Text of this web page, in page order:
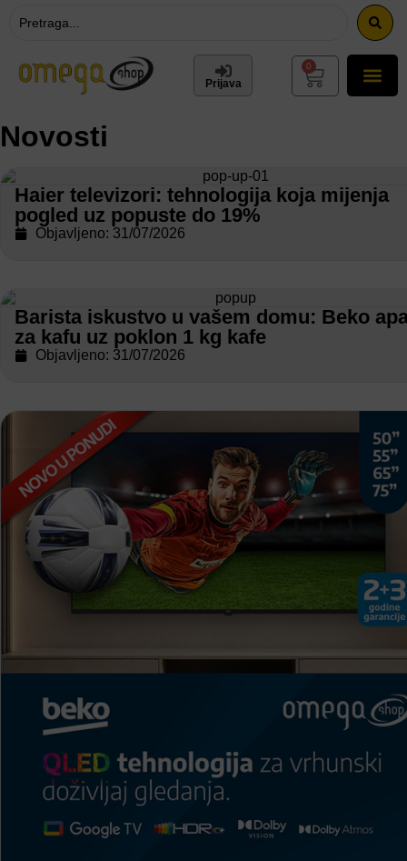
Prijava
0
Novosti
Haier televizori: tehnologija koja mijenja
pogled uz popuste do 19%
Objavljeno: 31/07/2026
Barista iskustvo u vašem domu: Beko
za kafu uz poklon 1 kg kafe
Objavljeno: 31/07/2026